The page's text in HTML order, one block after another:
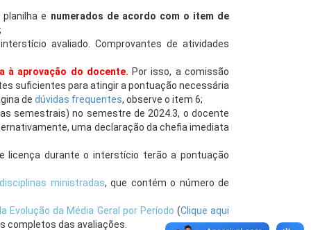
e numerados de acordo com o item de
avaliado. Comprovantes de atividades
à aprovação do docente. Por isso, a comissão
suficientes para atingir a pontuação necessária
de dúvidas frequentes, observe o item 6;
semestrais) no semestre de 2024.3, o docente
uma declaração da chefia imediata
licença durante o interstício terão a pontuação
ministradas, que contém o número de
Evolução da Média Geral por Período (Clique aqui
completos das avaliações.